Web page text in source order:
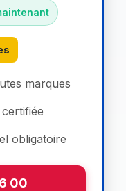
marques
obligatoire
00